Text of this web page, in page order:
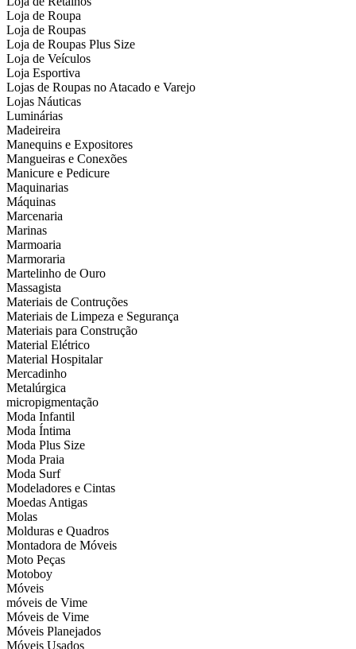
Loja de Roupa
Loja de Roupas
Loja de Roupas Plus Size
Loja de Veículos
Loja Esportiva
Lojas de Roupas no Atacado e Varejo
Lojas Náuticas
Luminárias
Madeireira
Manequins e Expositores
Mangueiras e Conexões
Manicure e Pedicure
Maquinarias
Máquinas
Marcenaria
Marinas
Marmoaria
Marmoraria
Martelinho de Ouro
Massagista
Materiais de Contruções
Materiais de Limpeza e Segurança
Materiais para Construção
Material Elétrico
Material Hospitalar
Mercadinho
Metalúrgica
micropigmentação
Moda Infantil
Moda Íntima
Moda Plus Size
Moda Praia
Moda Surf
Modeladores e Cintas
Moedas Antigas
Molas
Molduras e Quadros
Montadora de Móveis
Moto Peças
Motoboy
Móveis
móveis de Vime
Móveis de Vime
Móveis Planejados
Móveis Usados